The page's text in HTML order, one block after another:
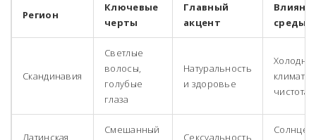
Регион
Ключевые
черты
Главный
акцент
среды
Скандинавия
Светлые
волосы,
голубые
глаза
Натуральность
и здоровье
климат,
чистота
Латинская
Смешанный
Сексуальность
Солнце,